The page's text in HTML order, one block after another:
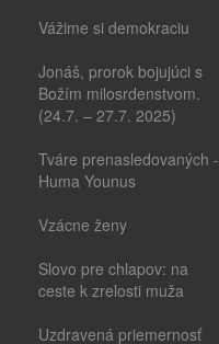
Vážime si demokraciu
Jonáš, prorok bojujúci s
Božím milosrdenstvom.
(24.7. – 27.7. 2025)
Tváre prenasledovaných -
Huma Younus
Vzácne ženy
Slovo pre chlapov: na
ceste k zrelosti muža
Uzdravená priemernosť